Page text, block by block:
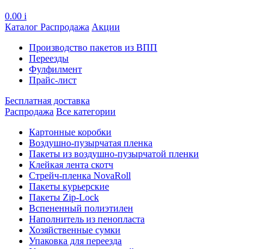
0.00 i
Каталог Распродажа Акции
Производство пакетов из ВПП
Переезды
Фулфилмент
Прайс-лист
Бесплатная доставка
Распродажа Все категории
Картонные коробки
Воздушно-пузырчатая пленка
Пакеты из воздушно-пузырчатой пленки
Клейкая лента скотч
Стрейч-пленка NovaRoll
Пакеты курьерские
Пакеты Zip-Lock
Вспененный полиэтилен
Наполнитель из пенопласта
Хозяйственные сумки
Упаковка для переезда